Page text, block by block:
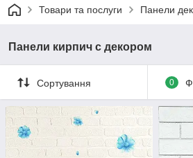
Товари та послуги Панели
Панели кирпич с декором
Сортування 0